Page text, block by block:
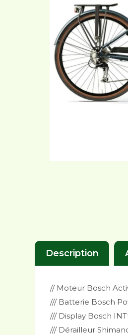
Description
// Moteur Bosch
/// Batterie Bosch
/// Display Bosch
/// Dérailleur